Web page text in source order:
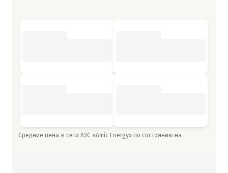
Средние цены в сети АЗС «Amic Energy» по состоянию на